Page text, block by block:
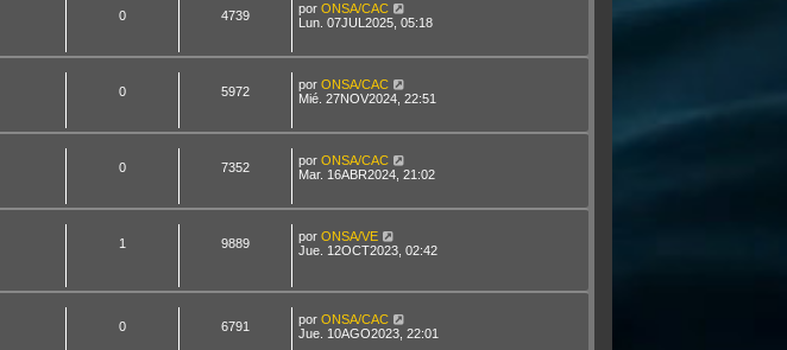
0 4739 por ONSA/CAC
Lun. 07JUL2025, 05:18
0 5972 por ONSA/CAC
Mié. 27NOV2024, 22:51
0 7352 por ONSA/CAC
Mar. 16ABR2024, 21:02
1 9889 por ONSA/VE
Jue. 12OCT2023, 02:42
0 6791 por ONSA/CAC
Jue. 10AGO2023, 22:01